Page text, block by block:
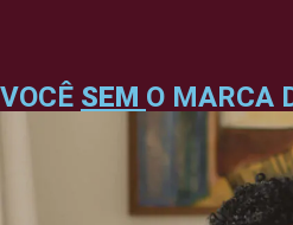
VOCÊ SEM O MARCA